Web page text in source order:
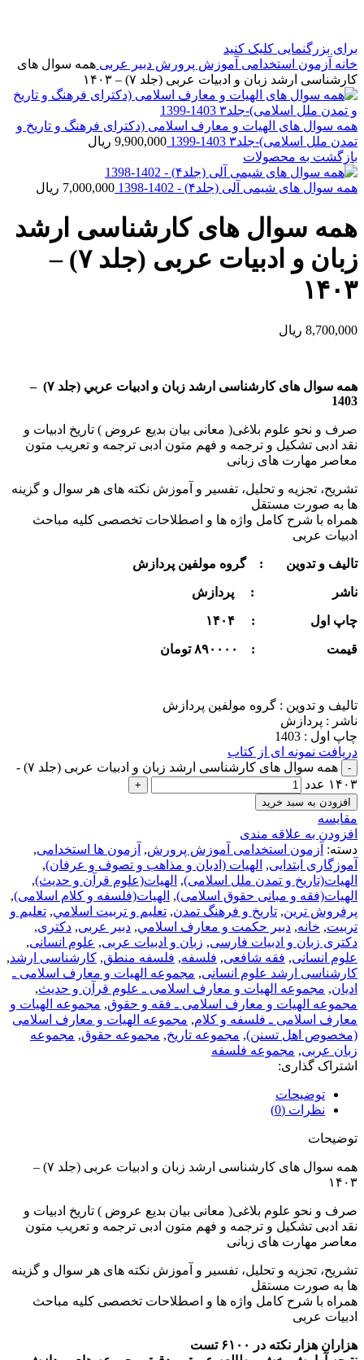
برای بزرگنمایی کلیک کنید
خانه آزمون استخدامی آموزش پرورش دبير عربی همه سوال های
کارشناسی ارشد زبان و ادبیات عربی (جلد ۷) – ۱۴۰۳
همه سوال های الهیات و معارف اسلامی (دکترای فرهنگ و تاریخ و
تمدن ملل اسلامی)-جلد۳ 1403-1399
9,900,000 ریال
بازگشت به محصولات
همه سوال های شیمی آلی (جلد۴) - 1402-1398 7,000,000 ریال
همه سوال های کارشناسی ارشد
زبان و ادبیات عربی (جلد ۷) –
۱۴۰۳
8,700,000 ریال
همه سوال های کارشناسی ارشد زبان و ادبيات عربي (جلد ۷) –
1403
صرف و نحو علوم بلاغی( معانی بیان بدیع عروض ) تاریخ ادبیات و
نقد ادبی تشکیل و ترجمه و فهم متون ادبی ترجمه و تعریب متون
معاصر مهارت های زبانی
تشریح، تجزیه و تحلیل، تفسیر و آموزش نکته های هر سوال و گزینه
ها به صورت مستقل
همراه با شرح کامل واژه ها و اصطلاحات تخصصی کلیه مباحث
ادبیات عربی
تالیف و تدوین : گروه مولفین پردازش
ناشر : پردازش
چاپ اول : ۱۴۰۴
قيمت : ۸۹۰۰۰۰ تومان
تالیف و تدوین : گروه مولفین پردازش
ناشر : پردازش
چاپ اول : 1403
دریافت نمونه ای از کتاب
همه سوال های کارشناسی ارشد زبان و ادبیات عربی (جلد ۷) -
۱۴۰۳ عدد
افزودن به سبد خرید
مقايسه
افزودن به علاقه مندی
دسته: آزمون استخدامی آموزش پرورش, آزمون ها استخدامی,
آموزگاری ابتدایی, الهیات (ادیان و مذاهب و تصوف و عرفان),
الهیات(تاریخ و تمدن ملل اسلامی), الهیات(علوم قرآن و حدیث),
الهیات(فقه و مبانی حقوق اسلامی), الهیات(فلسفه و کلام اسلامی),
پرفروش ترین, تاريخ و فرهنگ تمدن, تعليم و تربيت اسلامي, تعلیم و
تربیت, خانه, دبير حكمت و معارف اسلامي, دبير عربی, دکتری,
دکتری زبان و ادبیات فارسی, زبان و ادبیات عربی, علوم انسانی,
علوم انسانی, فقه شافعی, فلسفه, فلسفه منطق, کارشناسی ارشد,
کارشناسی ارشد علوم انسانی, مجموعه الهیات و معارف اسلامی ـ
ادیان, مجموعه الهیات و معارف اسلامی ـ علوم قرآن و حدیث,
مجموعه الهیات و معارف اسلامی ـ فقه و حقوق, مجموعه الهیات و
معارف اسلامی ـ فلسفه و کلام, مجموعه الهیات و معارف اسلامی
(مخصوص اهل تسنن), مجموعه تاریخ, مجموعه حقوق, مجموعه
زبان عربی, مجموعه فلسفه
اشتراک گذاری:
توضیحات
نظرات (0)
توضیحات
همه سوال های کارشناسی ارشد زبان و ادبیات عربی (جلد ۷) –
۱۴۰۳
صرف و نحو علوم بلاغی( معانی بیان بدیع عروض ) تاریخ ادبیات و
نقد ادبی تشکیل و ترجمه و فهم متون ادبی ترجمه و تعریب متون
معاصر مهارت های زبانی
تشریح، تجزیه و تحلیل، تفسیر و آموزش نکته های هر سوال و گزینه
ها به صورت مستقل
همراه با شرح کامل واژه ها و اصطلاحات تخصصی کلیه مباحث
ادبیات عربی
هزاران هزار نکته در ۶۱۰۰ تست